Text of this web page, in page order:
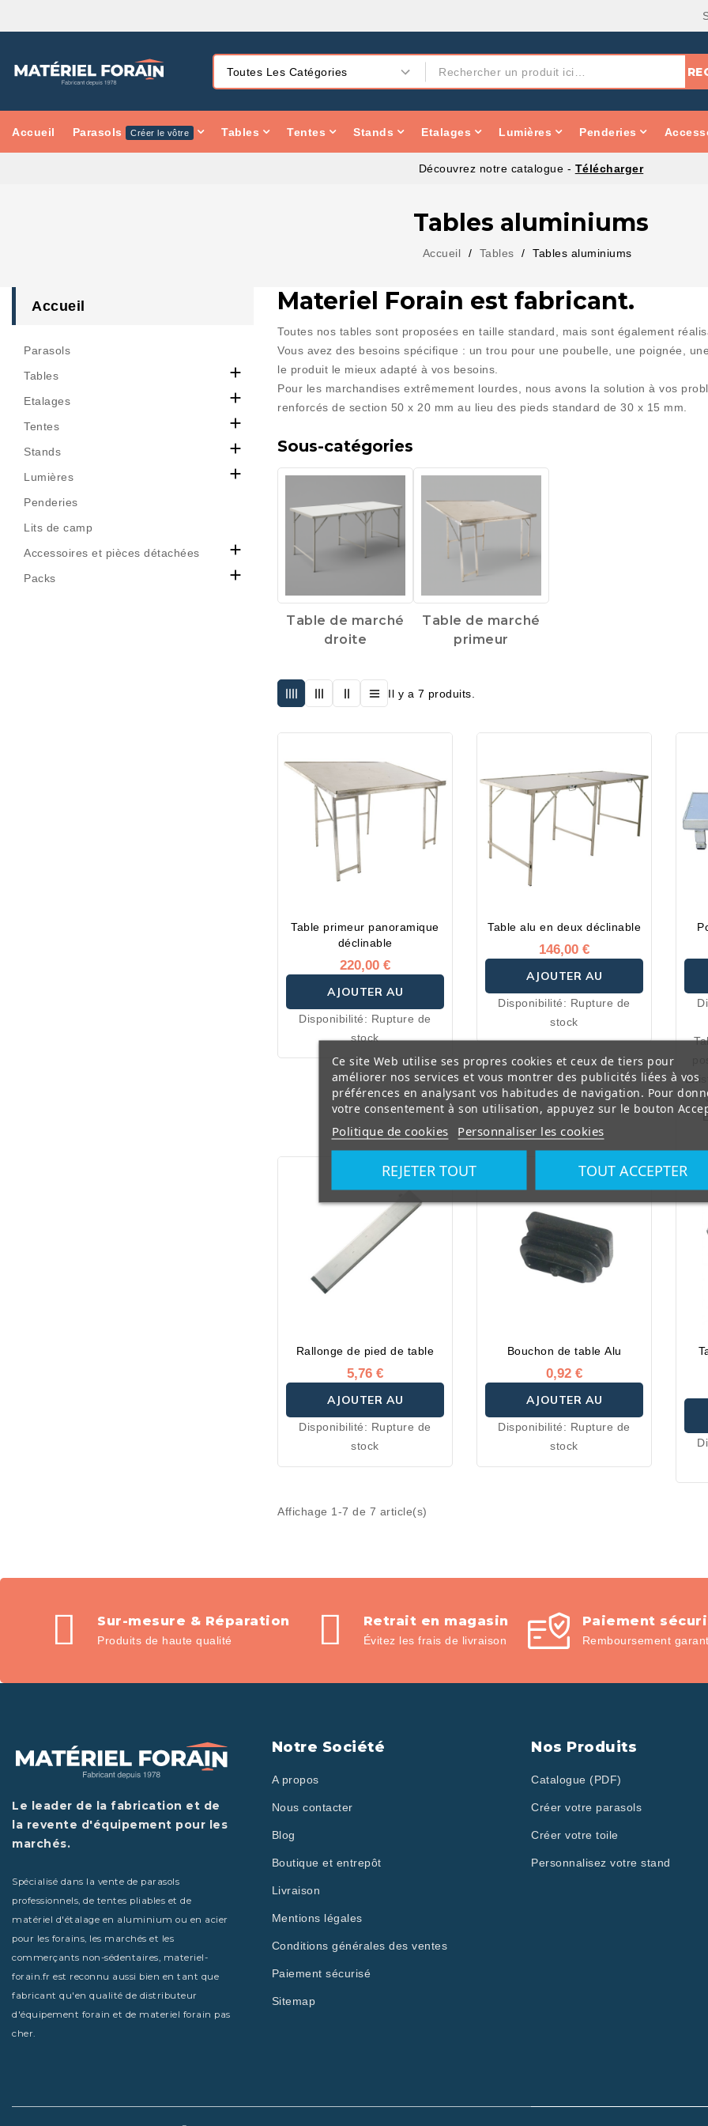
Accueil Parasols Créer le vôtre Tables Tentes Stands Etalages Lumières Penderies
Découvrez notre catalogue - Télécharger
Tables aluminiums
Accueil Tables Tables aluminiums
Accueil
Parasols
Tables

Etalages 
Tentes 
Stands 
Lumières 
Penderies
Lits de camp
Accessoires et pièces détachées

Packs 
Materiel Forain est fabricant.
Toutes nos tables sont proposées en taille standard, mais sont également
Vous avez des besoins spécifique : un trou pour une poubelle, une poignée,
le produit le mieux adapté à vos besoins.
Pour les marchandises extrêmement lourdes, nous avons la solution à vos
renforcés de section 50 x 20 mm au lieu des pieds standard de 30 x 15 mm.
Sous-catégories
Table de marché
droite
Table de marché
primeur
Il y a 7 produits.
Table primeur panoramique
déclinable
220,00 €
AJOUTER AU
PANIER
Disponibilité: Rupture de
stock
Table alu en deux déclinable
146,00 €
AJOUTER AU
PANIER
Disponibilité: Rupture de
stock
Rallonge de pied de table
5,76 €
AJOUTER AU
PANIER
Disponibilité: Rupture de
stock
Bouchon de table Alu
0,92 €
AJOUTER AU
PANIER
Disponibilité: Rupture de
stock
Affichage 1-7 de 7 article(s)
Sur-mesure & Réparation
Produits de haute qualité
Retrait en magasin
Évitez les frais de livraison
Paiement
Remboursement
Le leader de la fabrication et de
la revente d'équipement pour les
marchés.
Spécialisé dans la vente de parasols
professionnels, de tentes pliables et de
matériel d'étalage en aluminium ou en acier
pour les forains, les marchés et les
commerçants non-sédentaires, materiel-
forain.fr est reconnu aussi bien en tant que
fabricant qu'en qualité de distributeur
d'équipement forain et de materiel forain pas
cher.
Notre Société
A propos
Nous contacter
Blog
Boutique et entrepôt
Livraison
Mentions légales
Conditions générales des ventes
Paiement sécurisé
Sitemap
Nos Produits
Catalogue (PDF)
Créer votre parasols
Créer votre toile
Personnalisez votre stand
Ce site Web utilise ses propres cookies et ceux de tiers pour
améliorer nos services et vous montrer des publicités liées à vos
préférences en analysant vos habitudes de navigation. Pour
votre consentement à son utilisation, appuyez sur le bouton
Politique de cookies Personnaliser les cookies
REJETER TOUT TOUT ACCEPTER